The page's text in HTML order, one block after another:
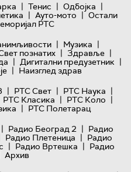
| Тенис | Одбојка |
| Ауто-мото | Остали
РТС
| Музика |
познатих | Здравље |
| Дигитални предузетник |
| Наизглед здрав
| РТС Свет | РТС Наука |
РТС Класика | РТС Коло |
| РТС Полетарац
| Радио Београд 2 | Радио
Радио Плетеница | Радио
| Радио Вртешка | Радио
Архив